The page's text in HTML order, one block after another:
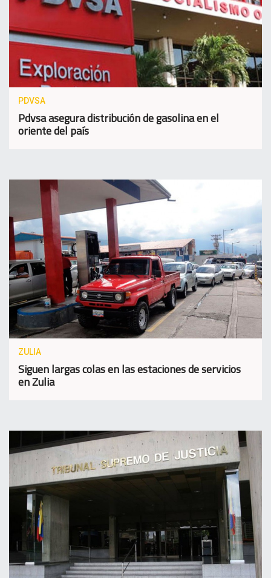
PDVSA
Pdvsa asegura distribución de gasolina en el
oriente del país
ZULIA
Siguen largas colas en las estaciones de servicios
en Zulia